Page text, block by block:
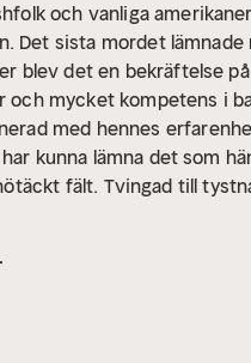
och vanliga
Det sista mordet
blev det en bekräftelse
och mycket kompetens i
med hennes
kunna lämna det som
fält. Tvingad till